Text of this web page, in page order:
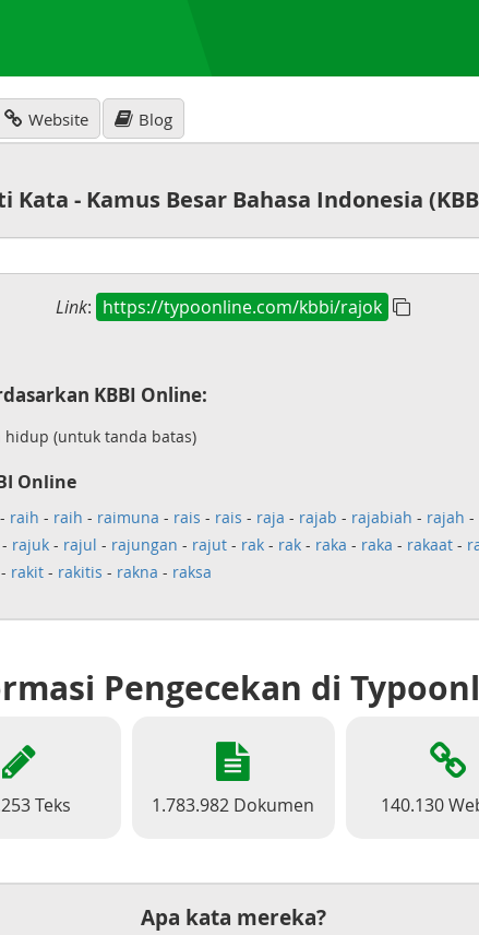
Website Blog
Kata - Kamus Besar Bahasa Indonesia
Link: https://typoonline.com/kbbi/rajok
KBBI Online:
(untuk tanda batas)
Online
- raih - raih - raimuna - rais - rais - raja - rajab - rajabiah - rajah -
rajuk- rajul - rajungan - rajut- rak- rak- raka - raka - rakaat-
- rakit- rakitis - rakna - raksa
Pengecekan di
Teks 1.783.982 Dokumen 140.130
Apa kata mereka?